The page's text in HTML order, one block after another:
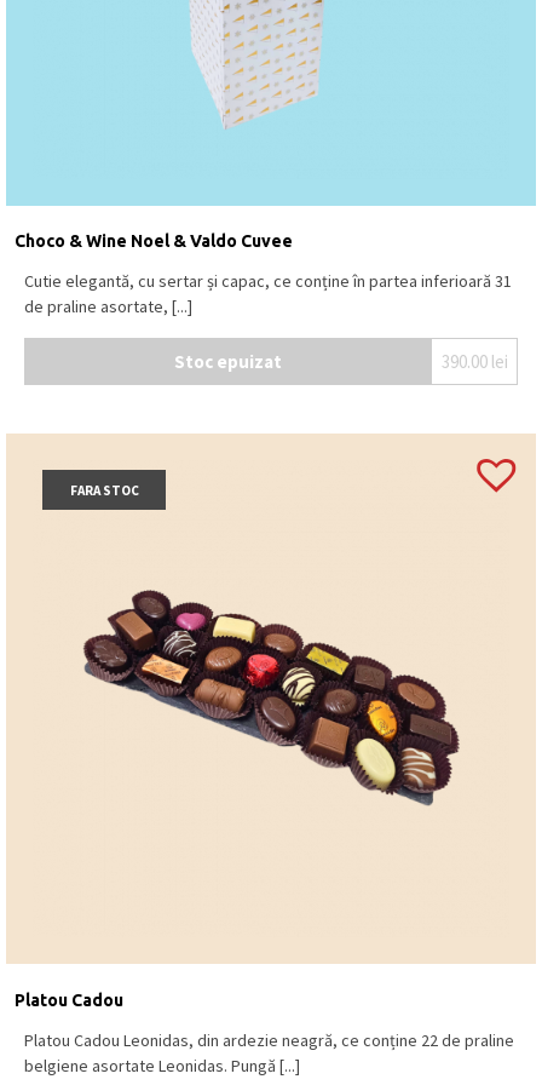
temperatura intre 15⁰C – 18⁰C.Produs in Belgia
Choco & Wine Noel & Valdo Cuvee
Cutie elegantă, cu sertar și capac, ce conține în partea inferioară 31
de praline asortate, [...]
Stoc epuizat 390.00 lei
FARA STOC
Platou Cadou
Platou Cadou Leonidas, din ardezie neagră, ce conține 22 de praline
belgiene asortate Leonidas. Pungă [...]